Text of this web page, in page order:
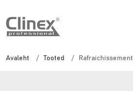
Avaleht Tooted Rafraichissement